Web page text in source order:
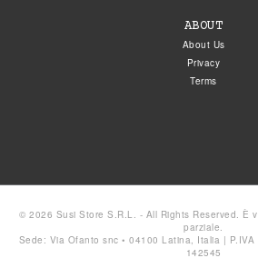
ABOUT
About Us
Privacy
Terms
© 2026 Susi Store S.R.L. - All Rights Reserved. È
parziale.
Sede: Via Ofanto snc • 04100 Latina, Italia | P.IVA
142545